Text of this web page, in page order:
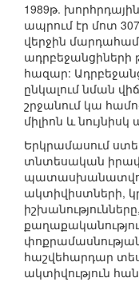
1989թ.
ապրում էր մոտ
վերջին
ադրբեջանցիների
հազար:
ընկալում նման
շրջանում կա
միլիոն և նույնիսկ
Երկրամասում
տնտեսական
ակտիվիստների,
հաշվեհարդար
ակտիվություն